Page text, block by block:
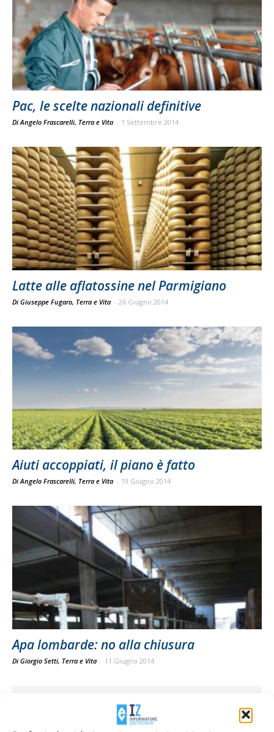
Pac, le scelte nazionali definitive
Di Angelo Frascarelli, Terra e Vita - 1 Settembre 2014
Latte alle aflatossine nel Parmigiano
Di Giuseppe Fugaro, Terra e Vita - 26 Giugno 2014
Aiuti accoppiati, il piano è fatto
Di Angelo Frascarelli, Terra e Vita - 19 Giugno 2014
Apa lombarde: no alla chiusura
Di Giorgio Setti, Terra e Vita - 11 Giugno 2014